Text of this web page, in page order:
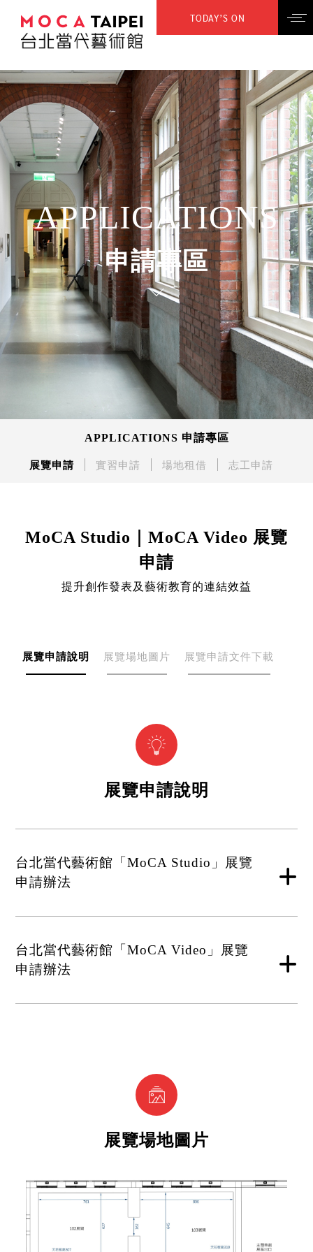
TODAY’S ON
APPLICATIONS
申請專區
APPLICATIONS 申請專區
展覽申請 實習申請 場地租借 志工申請
MoCA Studio｜MoCA Video 展覽
申請
提升創作發表及藝術教育的連結效益
展覽申請說明 展覽場地圖片 展覽申請文件下載
展覽申請說明
台北當代藝術館「MoCA Studio」展覽
申請辦法
台北當代藝術館「MoCA Video」展覽
申請辦法
展覽場地圖片